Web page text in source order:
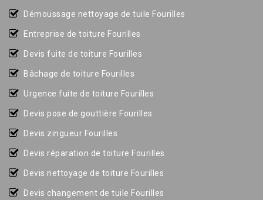
Démoussage nettoyage de tuile Fourilles
Entreprise de toiture Fourilles
Devis fuite de toiture Fourilles
Bâchage de toiture Fourilles
Urgence fuite de toiture Fourilles
Devis pose de gouttière Fourilles
Devis zingueur Fourilles
Devis réparation de toiture Fourilles
Devis nettoyage de toiture Fourilles
Devis changement de tuile Fourilles